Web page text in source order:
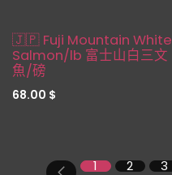
缺貨
🇯🇵 Fuji Mountain White
Salmon/lb 富士山白三文
魚/磅
68.00 $
1 2 3